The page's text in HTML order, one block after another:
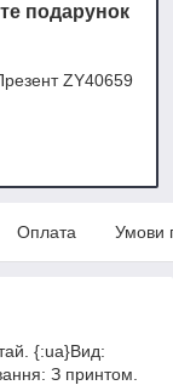
подарунок
ZY40659
Оплата Умови
{:ua}Вид:
З принтом.